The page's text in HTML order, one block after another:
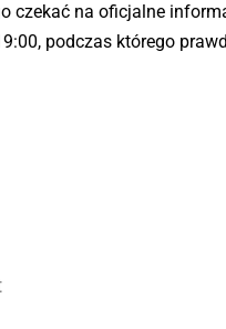
czekać na oficjalne
podczas którego